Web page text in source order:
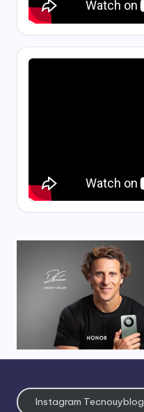
Instagram Tecnouyblog